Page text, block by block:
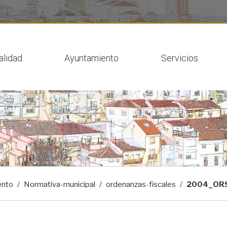
Ayuntamiento Servicios
Normativa-municipal ordenanzas-fiscales